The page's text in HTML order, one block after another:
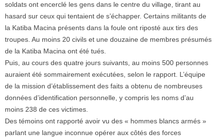
soldats ont encerclé les gens dans le centre du village, tirant au
hasard sur ceux qui tentaient de s’échapper. Certains militants de
la Katiba Macina présents dans la foule ont riposté aux tirs des
troupes. Au moins 20 civils et une douzaine de membres présumés
de la Katiba Macina ont été tués.
Puis, au cours des quatre jours suivants, au moins 500 personnes
auraient été sommairement exécutées, selon le rapport. L’équipe
de la mission d’établissement des faits a obtenu de nombreuses
données d’identification personnelle, y compris les noms d’au
moins 238 de ces victimes.
Des témoins ont rapporté avoir vu des « hommes blancs armés »
parlant une langue inconnue opérer aux côtés des forces